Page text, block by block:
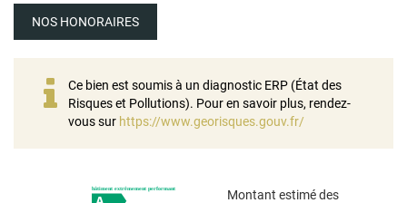
NOS HONORAIRES
Ce bien est soumis à un diagnostic ERP (État des
Risques et Pollutions). Pour en savoir plus, rendez-
vous sur https://www.georisques.gouv.fr/
Montant estimé des